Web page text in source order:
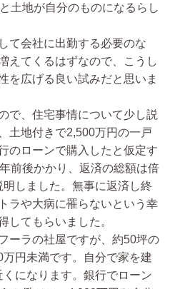
土地が自分のものになるらし
て会社に出勤する必要のな
えてくるはずなので、こうし
を広げる良い試みだと思いま
で、住宅事情について少し説
土地付きで2,500万円の一戸
のローンで購入したと仮定す
前後かかり、返済の総額は倍
しました。無事に返済し終
ラや大病に罹らないという幸
してもらいました。
ーラの社屋ですが、約50坪の
円未満です。自分で家を建
になります。銀行でローン